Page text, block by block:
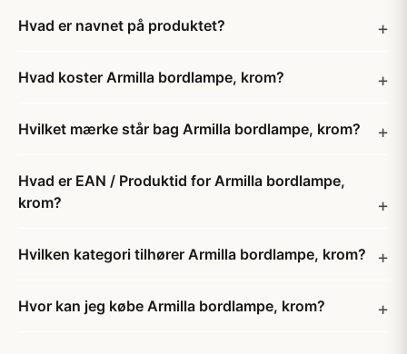
Hvad er navnet på produktet?
Hvad koster Armilla bordlampe, krom?
Hvilket mærke står bag Armilla bordlampe, krom?
Hvad er EAN / Produktid for Armilla bordlampe,
krom?
Hvilken kategori tilhører Armilla bordlampe, krom?
Hvor kan jeg købe Armilla bordlampe, krom?